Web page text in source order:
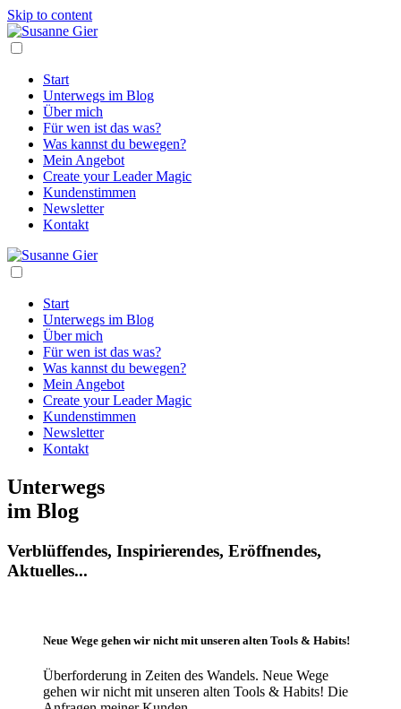
Skip to content
Start
Unterwegs im Blog
Über mich
Für wen ist das was?
Was kannst du bewegen?
Mein Angebot
Create your Leader Magic
Kundenstimmen
Newsletter
Kontakt
Start
Unterwegs im Blog
Über mich
Für wen ist das was?
Was kannst du bewegen?
Mein Angebot
Create your Leader Magic
Kundenstimmen
Newsletter
Kontakt
Unterwegs
im Blog
Verblüffendes, Inspirierendes, Eröffnendes,
Aktuelles...
Neue Wege gehen wir nicht mit unseren alten Tools & Habits!
Überforderung in Zeiten des Wandels. Neue Wege
gehen wir nicht mit unseren alten Tools & Habits! Die